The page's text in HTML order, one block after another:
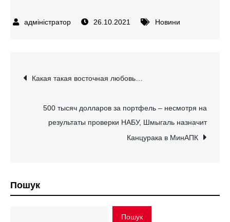
26.10.2021 Новини
Навігація
записів
Какая такая восточная любовь…
500 тысяч долларов за портфель – несмотря на
результаты проверки НАБУ, Шмыгаль назначит
Канцурака в МинАПК
Пошук
Пошук